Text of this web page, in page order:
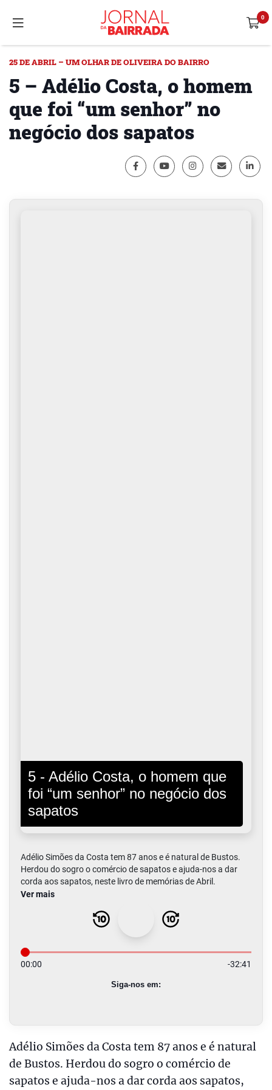
25 DE ABRIL – UM OLHAR DE OLIVEIRA DO BAIRRO
5 – Adélio Costa, o homem
que foi “um senhor” no
negócio dos sapatos
Adélio Simões da Costa tem 87 anos e é natural
de Bustos. Herdou do sogro o comércio de
sapatos e ajuda-nos a dar corda aos sapatos,